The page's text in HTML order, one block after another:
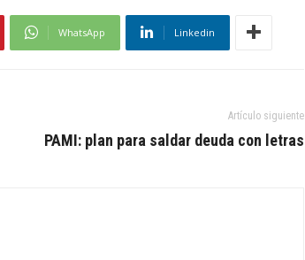
WhatsApp Linkedin
Artículo siguiente
PAMI: plan para saldar deuda con letras